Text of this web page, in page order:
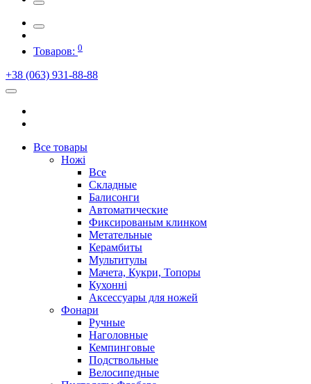
Товаров: 0
+38 (063) 931-88-88
Все товары
Ножі
Все
Складные
Балисонги
Автоматические
Фиксированым клинком
Метательные
Керамбиты
Мультитулы
Мачета, Кукри, Топоры
Кухонні
Аксессуары для ножей
Фонари
Ручные
Наголовные
Кемпинговые
Подствольные
Велосипедные